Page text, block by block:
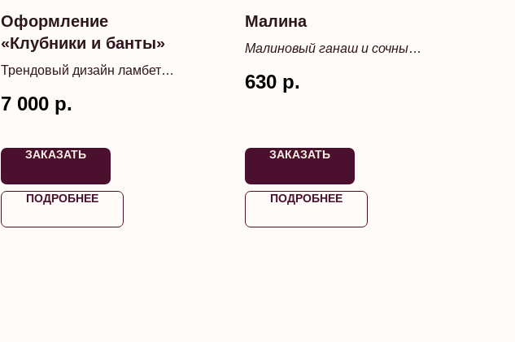
Оформление
«Клубники и банты»
Трендовый дизайн ламбет
ягодами клубники.
7 000 р.
ЗАКАЗАТЬ
ПОДРОБНЕЕ
Малина
Малиновый ганаш и сочный
хрустящем шоколадном
630 р.
ЗАКАЗАТЬ
ПОДРОБНЕЕ